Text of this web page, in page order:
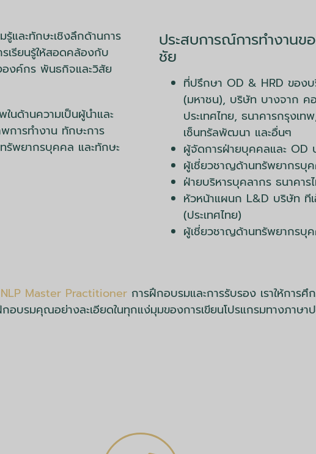
และทักษะเชิงลึกด้านการ
เรียนรู้ให้สอดคล้องกับ
งค์กร พันธกิจและวิสัย
นด้านความเป็นผู้นำและ
การทำงาน ทักษะการ
รัพยากรบุคคล และทักษะ
ประสบการณ์การทำงาน
ชัย
ที่ปรึกษา OD & HRD ของบ
(มหาชน), บริษัท บางจาก ค
ประเทศไทย, ธนาคารกรุงเ
เซ็นทรัลพัฒนา และอื่นๆ
ผู้จัดการฝ่ายบุคคลและ OD
ผู้เชี่ยวชาญด้านทรัพยากรบุ
ฝ่ายบริหารบุคลากร ธนาคา
หัวหน้าแผนก L&D บริษัท ที
(ประเทศไทย)
ผู้เชี่ยวชาญด้านทรัพยากรบุค
NLP Master Practitioner การฝึกอบรมและการรับรอง เราให้กา
กอบรมคุณอย่างละเอียดในทุกแง่มุมของการเขียนโปรแกรมทางภาษา